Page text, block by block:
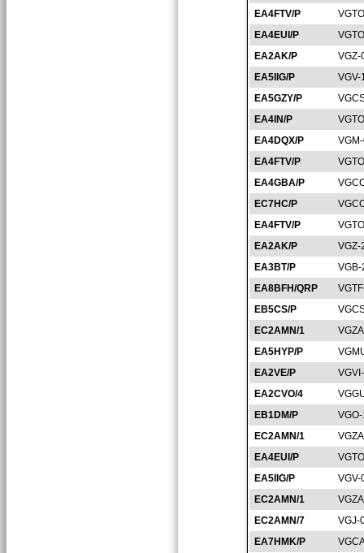
EA4FTV/P
EA4EUI/P
EA2AK/P
VGZ-
EA5IIG/P
VGV-
EA5GZY/P
EA4IN/P
EA4DQX/P
EA4FTV/P
EA4GBA/P
EC7HC/P
EA4FTV/P
EA2AK/P
VGZ-
EA3BT/P
EA8BFH/QRP
EB5CS/P
EC2AMN/1
EA5HYP/P
EA2VE/P
EA2CVO/4
EB1DM/P
EC2AMN/1
EA4EUI/P
EA5IIG/P
VGV-
EC2AMN/1
EC2AMN/7
VGJ-
EA7HMK/P